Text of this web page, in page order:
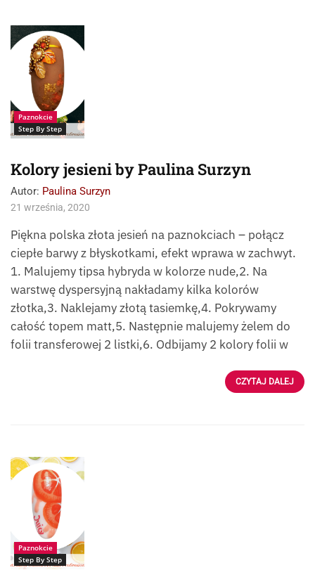
Paznokcie: Paulina
Surzyn
Paznokcie
Step By Step
Kolory jesieni by Paulina Surzyn
Autor: Paulina Surzyn
21 września, 2020
Piękna polska złota jesień na paznokciach – połącz
ciepłe barwy z błyskotkami, efekt wprawa w zachwyt.
1. Malujemy tipsa hybryda w kolorze nude,2. Na
warstwę dyspersyjną nakładamy kilka kolorów
złotka,3. Naklejamy złotą tasiemkę,4. Pokrywamy
całość topem matt,5. Następnie malujemy żelem do
folii transferowej 2 listki,6. Odbijamy 2 kolory folii w
CZYTAJ DALEJ
Paznokcie - Paulina
Surzyn
Paznokcie
Step By Step